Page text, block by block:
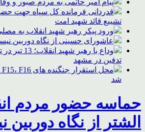
پیام امیر حاتمی به مردم صبور و
قدردانی فرمانده کل سپاه جهت
تشییع قائد شهید امت
ورود پیکر رهبر شهید انقلاب به
عاشورای حسینی از نگاه دوربین
وداع با رهبر
تدفین در مشهد
شد
حماسه حضور مردم
الشتر از نگاه دوربین